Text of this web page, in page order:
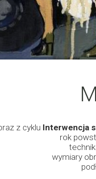
z cyklu Interwencja
rok
wymiary